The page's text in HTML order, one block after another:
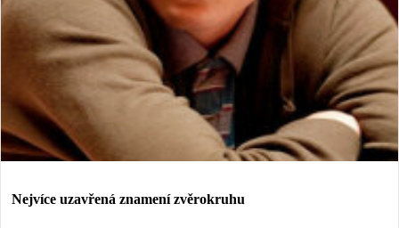
Nejvíce uzavřená znamení zvěrokruhu